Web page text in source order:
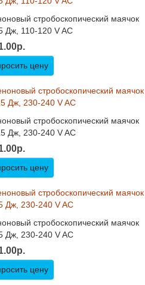
стробоскопический маячок
Дж, 110-120 V AC
цену
стробоскопический маячок
Дж, 230-240 V AC
цену
стробоскопический маячок
Дж, 230-240 V AC
цену